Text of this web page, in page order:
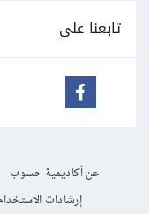
تابعنا على
عن أكاديمية حسوب
إرشادات الاستخدام